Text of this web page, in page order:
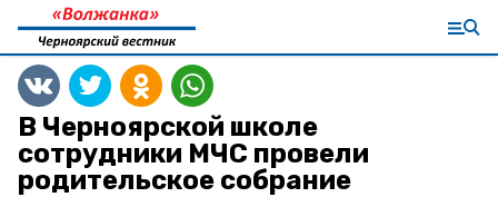
В Черноярской школе
сотрудники МЧС провели
родительское собрание